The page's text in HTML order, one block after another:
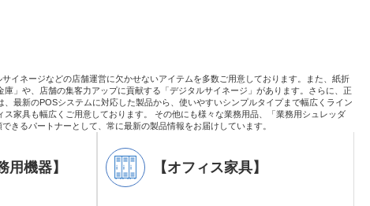
イネージなどの店舗運営に欠かせないアイテムを多数ご用意しております。また、紙折
」や、店舗の集客力アップに貢献する「デジタルサイネージ」があります。さらに、正
最新のPOSシステムに対応した製品から、使いやすいシンプルタイプまで幅広くライン
家具も幅広くご用意しております。 その他にも様々な業務用品、「業務用シュレッダ
きるパートナーとして、常に最新の製品情報をお届けしています。
用機器】 【オフィス家具】